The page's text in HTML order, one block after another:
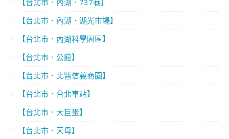
【台北市．內湖．737巷】
【台北市．內湖．湖光市場】
【台北市．內湖科學園區】
【台北市．公館】
【台北市．北醫信義商圈】
【台北市．台北車站】
【台北市．大巨蛋】
【台北市．天母】